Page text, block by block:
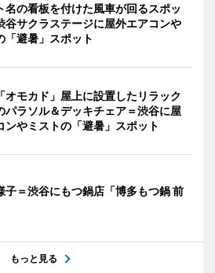
名の看板を付けた風車が回るスポッ
谷サクラステージに屋外エアコンや
「避暑」スポット
オモカド」屋上に設置したリラック
パラソル＆デッキチェア＝渋谷に屋
ンやミストの「避暑」スポット
子＝渋谷にもつ鍋店「博多もつ鍋 前
もっと見る